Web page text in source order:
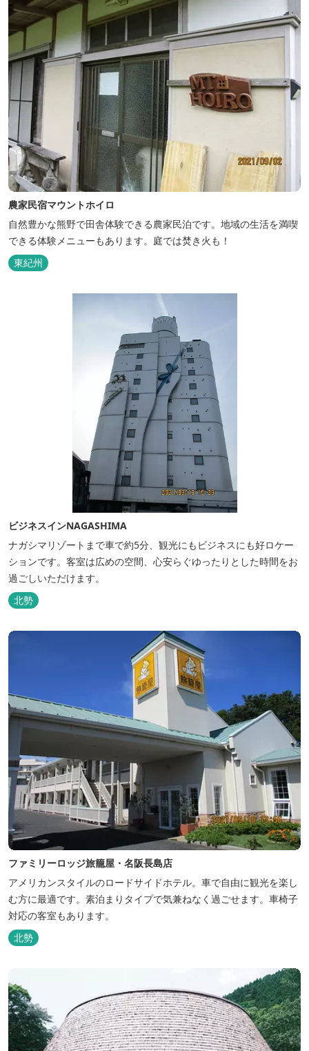
農家民宿マウントホイロ
自然豊かな熊野で田舎体験できる農家民泊です。地域の生活を満喫
できる体験メニューもあります。庭では焚き火も！
東紀州
ビジネスインNAGASHIMA
ナガシマリゾートまで車で約5分、観光にもビジネスにも好ロケー
ションです。客室は広めの空間、心安らぐゆったりとした時間をお
過ごしいただけます。
北勢
ファミリーロッジ旅籠屋・名阪長島店
アメリカンスタイルのロードサイドホテル。車で自由に観光を楽し
む方に最適です。素泊まりタイプで気兼ねなく過ごせます。車椅子
対応の客室もあります。
北勢